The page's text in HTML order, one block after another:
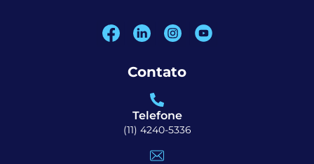
Contato
Telefone
(11) 4240-5336